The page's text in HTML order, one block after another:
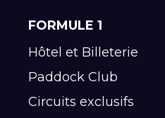
FORMULE 1
Hôtel et Billeterie
Paddock Club
Circuits exclusifs